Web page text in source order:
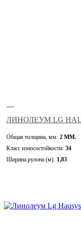
—
ЛИНОЛЕУМ LG
Общая толщина, мм: 2 ММ.
Класс износостойкости: 34
Ширина рулона (м): 1,83